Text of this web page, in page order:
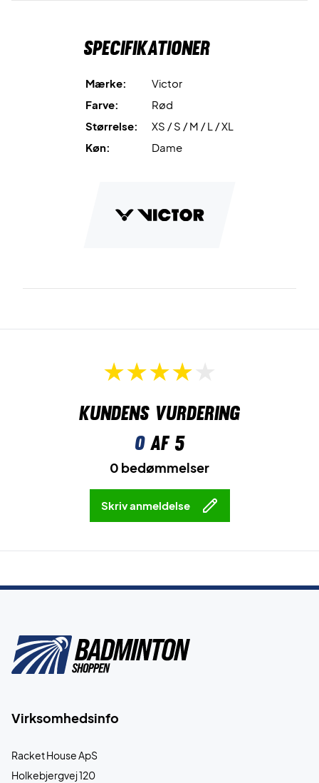
Specifikationer
Mærke:
Victor
Farve:
Rød
Størrelse:
XS / S / M / L / XL
Køn:
Dame
Kundens vurdering
0af 5
0 bedømmelser
Skriv anmeldelse
Virksomhedsinfo
Racket House ApS
Holkebjergvej 120